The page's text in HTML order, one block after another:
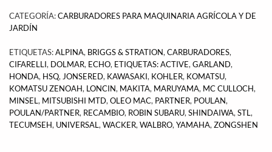
CATEGORÍA:CARBURADORES PARA MAQUINARIA AGRÍCOLA Y DE
JARDÍN
ETIQUETAS:ALPINA, BRIGGS & STRATION, CARBURADORES,
CIFARELLI, DOLMAR, ECHO, ETIQUETAS: ACTIVE, GARLAND,
HONDA, HSQ, JONSERED, KAWASAKI, KOHLER, KOMATSU,
KOMATSU ZENOAH, LONCIN, MAKITA, MARUYAMA, MC CULLOCH,
MINSEL, MITSUBISHI MTD, OLEO MAC, PARTNER, POULAN,
POULAN/PARTNER, RECAMBIO, ROBIN SUBARU, SHINDAIWA, STL,
TECUMSEH, UNIVERSAL, WACKER, WALBRO, YAMAHA, ZONGSHEN